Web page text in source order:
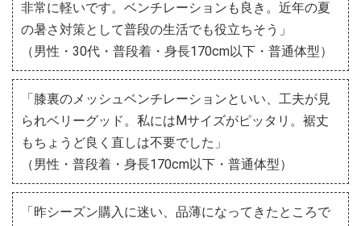
非常に軽いです。ベンチレーションも良き。近年の夏
の暑さ対策として普段の生活でも役立ちそう」
（男性・30代・普段着・身長170cm以下・普通体型）
「膝裏のメッシュベンチレーションといい、工夫が見
られベリーグッド。私にはMサイズがピッタリ。裾丈
もちょうど良く直しは不要でした」
（男性・普段着・身長170cm以下・普通体型）
「昨シーズン購入に迷い、品薄になってきたところで